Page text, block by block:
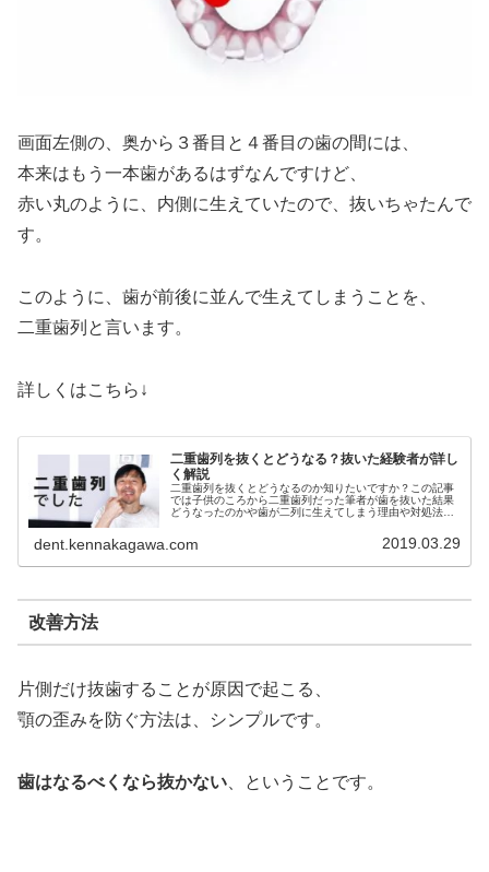
画面左側の、奥から３番目と４番目の歯の間には、
本来はもう一本歯があるはずなんですけど、
赤い丸のように、内側に生えていたので、抜いちゃたんで
す。
このように、歯が前後に並んで生えてしまうことを、
二重歯列と言います。
詳しくはこちら↓
二重歯列を抜くとどうなる？抜いた経験者が詳し
く解説
二重歯列を抜くとどうなるのか知りたいですか？この記事
では子供のころから二重歯列だった筆者が歯を抜いた結果
どうなったのかや歯が二列に生えてしまう理由や対処法な
dent.kennakagawa.com 2019.03.29
改善方法
片側だけ抜歯することが原因で起こる、
顎の歪みを防ぐ方法は、シンプルです。
歯はなるべくなら抜かない 、ということです。